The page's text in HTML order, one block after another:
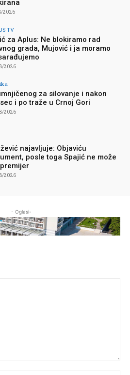
2026
TV
za Aplus: Ne blokiramo rad
grada, Mujović i ja moramo
2026
za silovanje i nakon
i po traže u Crnoj Gori
2026
najavljuje: Objaviću
posle toga Spajić ne može
2026
- Oglasi-